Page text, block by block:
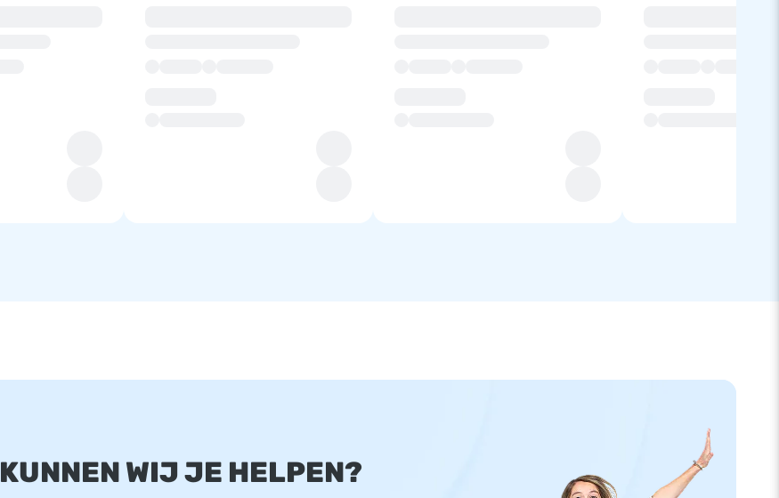
KUNNEN WIJ JE HELPEN?